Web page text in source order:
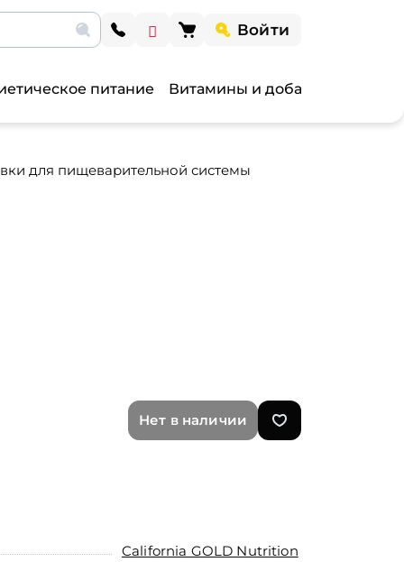
Войти
питание Витамины и добавки
для пищеварительной системы
Нет в наличии
California GOLD Nutrition